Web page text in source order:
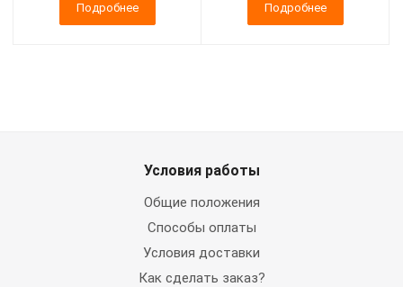
Подробнее Подробнее
Условия работы
Общие положения
Способы оплаты
Условия доставки
Как сделать заказ?